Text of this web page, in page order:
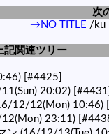
次
→NO TITLE /ku
記関連ツリー
[#4425]
20:02)
12/12(Mon) 10:46)
23:11)